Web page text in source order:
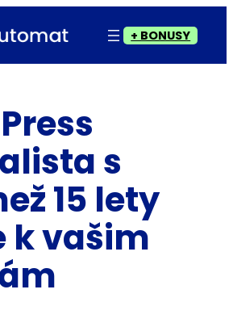
+ BONUSY
s
15 lety
k vašim